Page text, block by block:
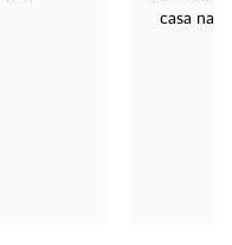
casa na mojoj